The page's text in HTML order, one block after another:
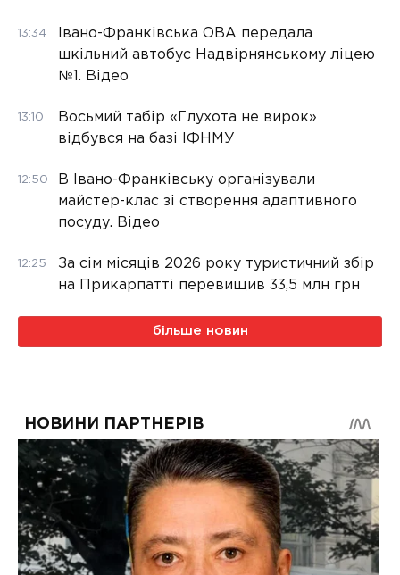
13:34
Івано-Франківська ОВА передала
шкільний автобус Надвірнянському ліцею
№1. Відео
13:10
Восьмий табір «Глухота не вирок»
відбувся на базі ІФНМУ
12:50
В Івано-Франківську організували
майстер-клас зі створення адаптивного
посуду. Відео
12:25
За сім місяців 2026 року туристичний збір
на Прикарпатті перевищив 33,5 млн грн
більше новин